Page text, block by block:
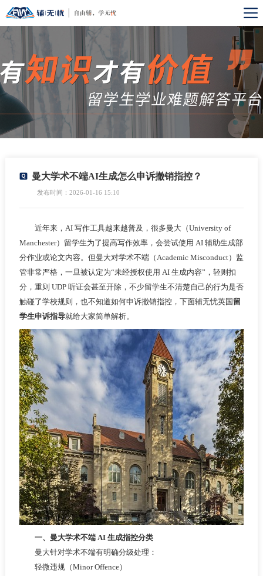
曼大学术不端AI生成怎么申诉撤销指控？
发布时间：2026-01-16 15:10
近年来，AI 写作工具越来越普及，很多曼大（University of
Manchester）留学生为了提高写作效率，会尝试使用 AI 辅助生成部
分作业或论文内容。但曼大对学术不端（Academic Misconduct）监
管非常严格，一旦被认定为“未经授权使用 AI 生成内容”，轻则扣
分，重则 UDP 听证会甚至开除，不少留学生不清楚自己的行为是否
触碰了学校规则，也不知道如何申诉撤销指控，下面辅无忧英国 留
学生申诉指导就给大家简单解析。
一、曼大学术不端 AI 生成指控分类
曼大针对学术不端有明确分级处理：
轻微违规（Minor Offence）